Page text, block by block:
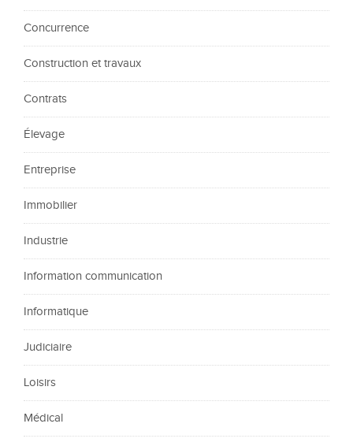
Concurrence
Construction et travaux
Contrats
Élevage
Entreprise
Immobilier
Industrie
Information communication
Informatique
Judiciaire
Loisirs
Médical